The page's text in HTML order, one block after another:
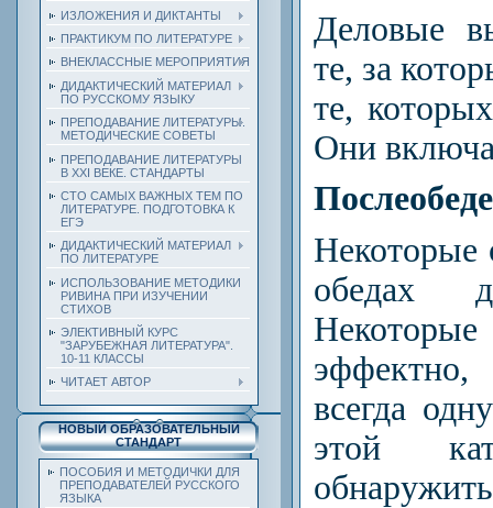
ИЗЛОЖЕНИЯ И ДИКТАНТЫ
ПРАКТИКУМ ПО ЛИТЕРАТУРЕ
ВНЕКЛАССНЫЕ МЕРОПРИЯТИЯ
ДИДАКТИЧЕСКИЙ МАТЕРИАЛ
ПО РУССКОМУ ЯЗЫКУ
ПРЕПОДАВАНИЕ ЛИТЕРАТУРЫ.
МЕТОДИЧЕСКИЕ СОВЕТЫ
ПРЕПОДАВАНИЕ ЛИТЕРАТУРЫ
В XXI ВЕКЕ. СТАНДАРТЫ
СТО САМЫХ ВАЖНЫХ ТЕМ ПО
ЛИТЕРАТУРЕ. ПОДГОТОВКА К
ЕГЭ
ДИДАКТИЧЕСКИЙ МАТЕРИАЛ
ПО ЛИТЕРАТУРЕ
ИСПОЛЬЗОВАНИЕ МЕТОДИКИ
РИВИНА ПРИ ИЗУЧЕНИИ
СТИХОВ
ЭЛЕКТИВНЫЙ КУРС
"ЗАРУБЕЖНАЯ ЛИТЕРАТУРА".
10-11 КЛАССЫ
ЧИТАЕТ АВТОР
НОВЫЙ ОБРАЗОВАТЕЛЬНЫЙ
СТАНДАРТ
ПОСОБИЯ И МЕТОДИЧКИ ДЛЯ
ПРЕПОДАВАТЕЛЕЙ РУССКОГО
ЯЗЫКА
Деловые
те, за
те,
Они
Некоторые
обедах
Некоторые
эффектно,
всегда
этой